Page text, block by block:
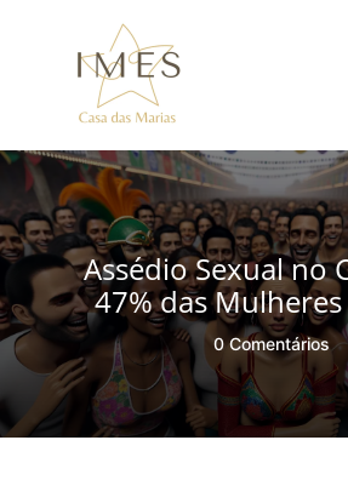
Assédio Sexual no
47% das
0 Comentários